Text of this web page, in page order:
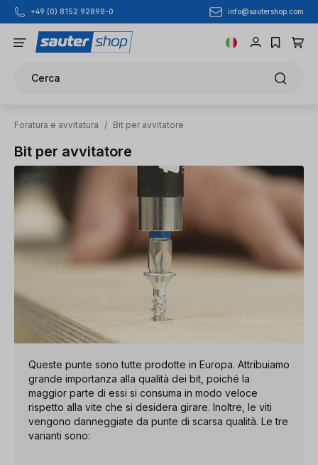
Passa al contenuto principale
+49 (0) 8152 92898-0 info@sautershop.com
Cerca
Foratura e avvitatura / Bit per avvitatore
Bit per avvitatore
Queste punte sono tutte prodotte in Europa. Attribuiamo
grande importanza alla qualità dei bit, poiché la
maggior parte di essi si consuma in modo veloce
rispetto alla vite che si desidera girare. Inoltre, le viti
vengono danneggiate da punte di scarsa qualità. Le tre
varianti sono: